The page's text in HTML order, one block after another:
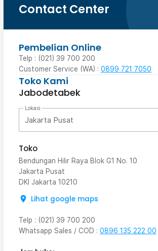
Contact Center
Pembelian Online
Telp : (021) 39 700 200
Customer Service (WA) : 0899 721 7050
Toko Kami
Jabodetabek
Lokasi
Jakarta Pusat
Toko
Bendungan Hilir Raya Blok G1 No. 10
Jakarta Pusat
DKI Jakarta 10210
Lihat google maps
Telp : (021) 39 700 200
Whatsapp Sales / COD : 0896 135 222 00